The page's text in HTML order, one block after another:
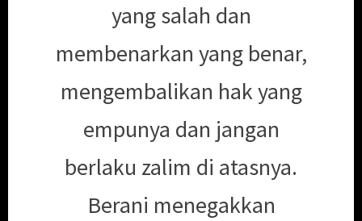
yang salah dan
membenarkan yang benar,
mengembalikan hak yang
empunya dan jangan
berlaku zalim di atasnya.
Berani menegakkan